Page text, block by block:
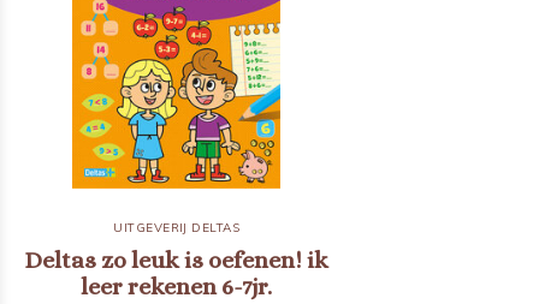
UITGEVERIJ DELTAS
Deltas zo leuk is oefenen! ik
leer rekenen 6-7jr.